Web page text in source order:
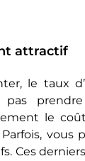
attractif
le taux
le
vous
Ces